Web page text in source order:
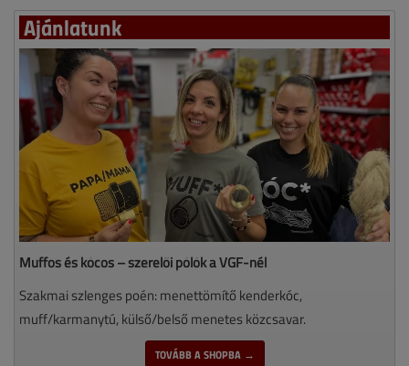
Ajánlatunk
Muffos és kócos – szerelői pólók a VGF-nél
Szakmai szlenges poén: menettömítő kenderkóc,
muff/karmanytú, külső/belső menetes közcsavar.
TOVÁBB A SHOPBA →